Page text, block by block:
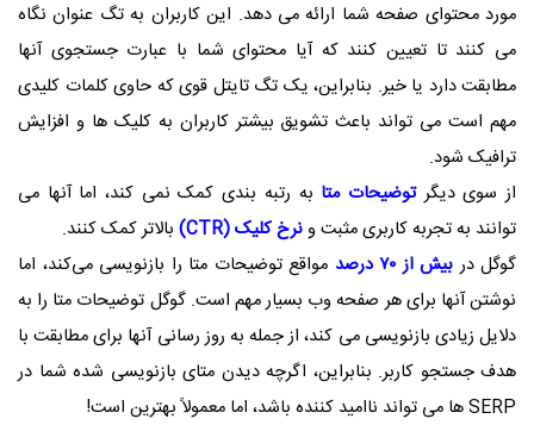
مورد محتوای صفحه شما ارائه می دهد. این کاربران به تگ عنوان نگاه
می کنند تا تعیین کنند که آیا محتوای شما با عبارت جستجوی آنها
مطابقت دارد یا خیر. بنابراین، یک تگ تایتل قوی که حاوی کلمات کلیدی
مهم است می تواند باعث تشویق بیشتر کاربران به کلیک ها و افزایش
ترافیک شود.
از سوی دیگرتوضیحات متا به رتبه بندی کمک نمی کند، اما آنها می
توانند به تجربه کاربری مثبت ونرخ کلیک (CTR)
بالاتر کمک کنند.
گوگل در بیش از ۷۰ درصد
مواقع توضیحات متا را بازنویسی می‌کند، اما
نوشتن آنها برای هر صفحه وب بسیار مهم است. گوگل توضیحات متا را به
دلایل زیادی بازنویسی می کند، از جمله به روز رسانی آنها برای مطابقت با
هدف جستجو کاربر. بنابراین، اگرچه دیدن متای بازنویسی شده شما در
SERP ها می تواند ناامید کننده باشد، اما معمولاً بهترین است!